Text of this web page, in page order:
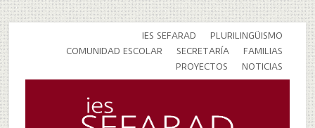
IES SEFARAD
PLURILINGÜISMO
COMUNIDAD ESCOLAR
SECRETARÍA
FAMILIAS
PROYECTOS
NOTICIAS